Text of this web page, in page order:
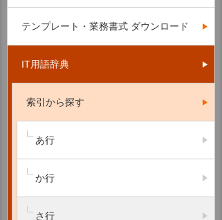
テンプレート・業務書式 ダウンロード
IT用語辞典
索引から探す
あ行
か行
さ行